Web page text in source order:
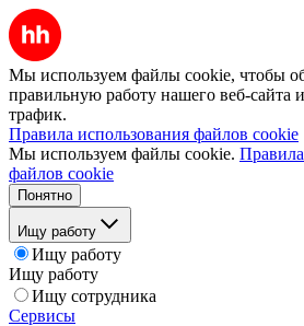
Мы используем файлы cookie, чтобы
правильную работу нашего веб-сайта
трафик.
Правила использования файлов cookie
Мы используем файлы cookie.
файлов cookie
Понятно
Ищу работу
Ищу работу
Ищу работу
Ищу сотрудника
Сервисы